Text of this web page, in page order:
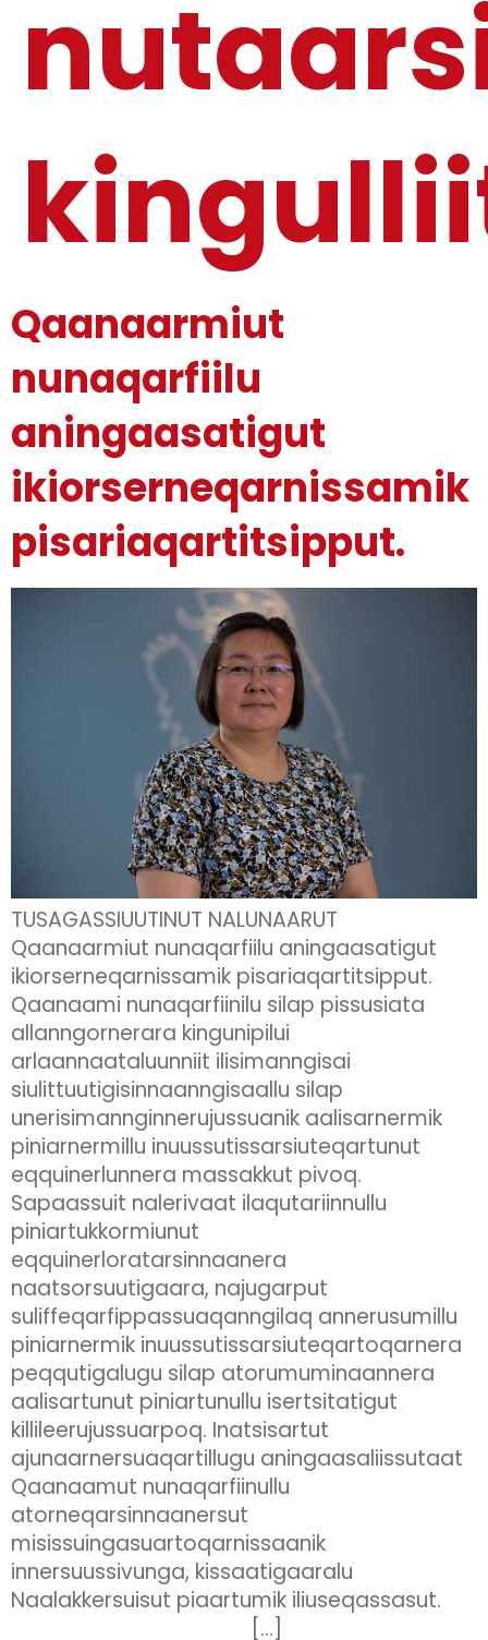
Qaanaarmiut
nunaqarfiilu
aningaasatigut
ikiorserneqarnissamik
pisariaqartitsipput.
TUSAGASSIUUTINUT NALUNAARUT
Qaanaarmiut nunaqarfiilu aningaasatigut
ikiorserneqarnissamik pisariaqartitsipput.
Qaanaami nunaqarfiinilu silap pissusiata
allanngornerara kingunipilui
arlaannaataluunniit ilisimanngisai
siulittuutigisinnaanngisaallu silap
unerisimannginnerujussuanik aalisarnermik
piniarnermillu inuussutissarsiuteqartunut
eqquinerlunnera massakkut pivoq.
Sapaassuit nalerivaat ilaqutariinnullu
piniartukkormiunut
eqquinerloratarsinnaanera
naatsorsuutigaara, najugarput
suliffeqarfippassuaqanngilaq annerusumillu
piniarnermik inuussutissarsiuteqartoqarnera
peqqutigalugu silap atorumuminaannera
aalisartunut piniartunullu isertsitatigut
killileerujussuarpoq. Inatsisartut
ajunaarnersuaqartillugu aningaasaliissutaat
Qaanaamut nunaqarfiinullu
atorneqarsinnaanersut
misissuingasuartoqarnissaanik
innersuussivunga, kissaatigaaralu
Naalakkersuisut piaartumik iliuseqassasut.
[…]